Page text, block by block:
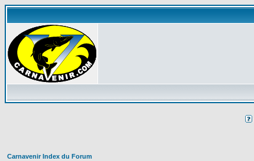
Carnavenir Index du Forum